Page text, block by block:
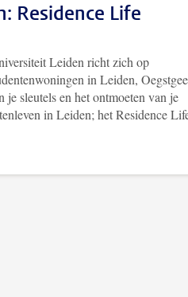
Residence Life
Leiden richt zich op
in Leiden,
sleutels en het ontmoeten van je
in Leiden; het Residence